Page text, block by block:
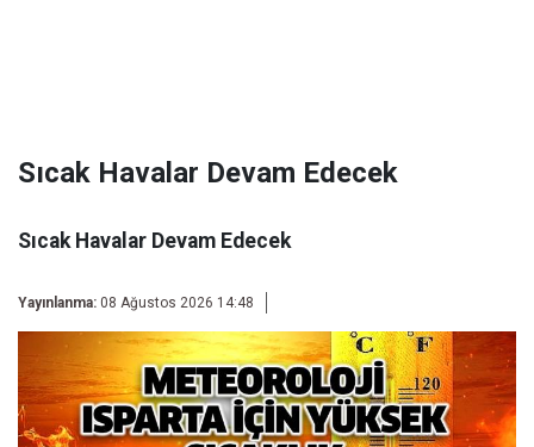
Sıcak Havalar Devam Edecek
Sıcak Havalar Devam Edecek
Yayınlanma: 08 Ağustos 2026 14:48